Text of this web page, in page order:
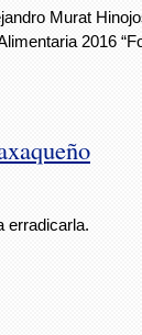
Murat
2016
erradicarla.